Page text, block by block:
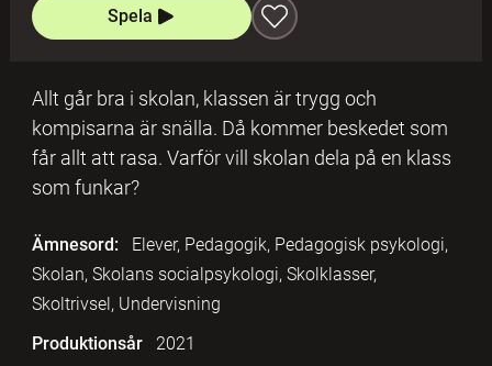
Spela
Allt går bra i skolan, klassen är trygg och
kompisarna är snälla. Då kommer beskedet som
får allt att rasa. Varför vill skolan dela på en klass
som funkar?
Ämnesord:
Elever, Pedagogik, Pedagogisk psykologi,
Skolan, Skolans socialpsykologi, Skolklasser,
Skoltrivsel, Undervisning
Produktionsår
2021